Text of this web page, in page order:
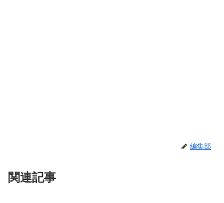
編集部
関連記事